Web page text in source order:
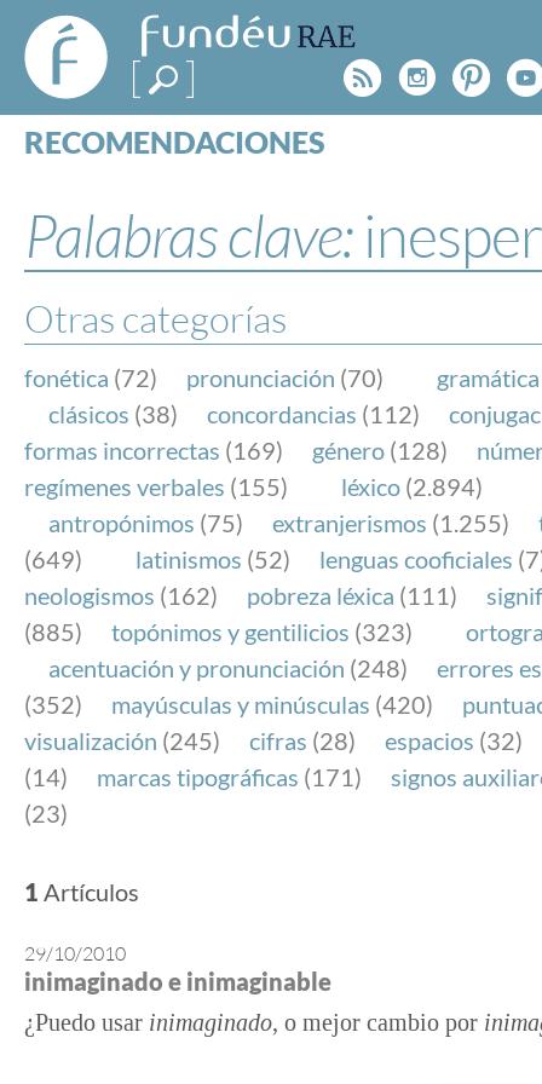
FundéuRAE
- Fundación
del Español
Urgente
Rss
RECOMENDACIONES
ESPECIALES
BLOG
NOTICIAS
SOBRE LA FUNDÉURAE
FundéuRAE es una fundación patrocinada por la
y la Real Academia Española, cuyo objetivo es
el buen uso del español en los medios de
Internet.
Palabras clave:
Otras categorías
fonética (72) pronunciación (70) gramática
clásicos (38) concordancias (112)
formas incorrectas (169) género (128)
regímenes verbales (155) léxico (2.894)
antropónimos (75) extranjerismos (1.255)
(649)
latinismos (52) lenguas cooficiales
neologismos (162) pobreza léxica (111)
(885)
topónimos y gentilicios (323)
acentuación y pronunciación (248)
errores
(352)
mayúsculas y minúsculas (420)
visualización (245) cifras (28) espacios (32)
(14)
marcas tipográficas (171)
signos
(23)
1 Artículos
29/10/2010
inimaginado e inimaginable
¿Puedo usar inimaginado, o mejor cambio por